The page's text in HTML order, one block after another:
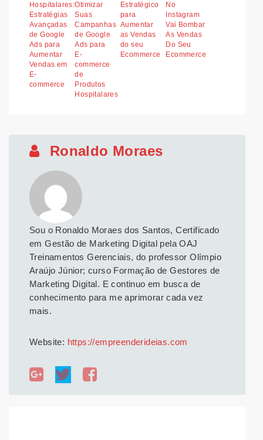
Hospitalares:
Estratégias
Avançadas
de Google
Ads para
Aumentar
Vendas em
E-
commerce
Otimizar
Suas
Campanhas
de Google
Ads para
E-
commerce
de
Produtos
Hospitalares
Estratégico
para
Aumentar
as Vendas
do seu
Ecommerce
No
Instagram
Vai Bombar
As Vendas
Do Seu
Ecommerce
Ronaldo Moraes
Sou o Ronaldo Moraes dos Santos, Certificado
em Gestão de Marketing Digital pela OAJ
Treinamentos Gerenciais, do professor Olímpio
Araújo Júnior; curso Formação de Gestores de
Marketing Digital. E continuo em busca de
conhecimento para me aprimorar cada vez
mais.
Website: https://empreenderideias.com